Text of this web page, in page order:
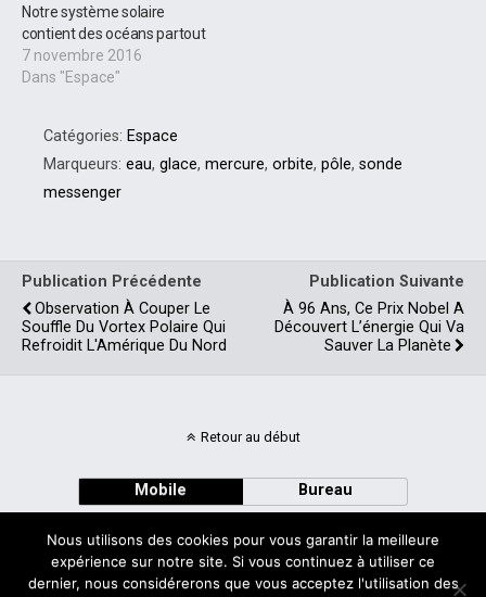
Notre système solaire
contient des océans partout
7 novembre 2016
Dans "Espace"
Catégories: Espace
Marqueurs: eau, glace, mercure, orbite, pôle, sonde
messenger
Publication Précédente
Observation À Couper Le
Souffle Du Vortex Polaire Qui
Refroidit L'Amérique Du Nord
Publication Suivante
À 96 Ans, Ce Prix Nobel A
Découvert L’énergie Qui Va
Sauver La Planète
Retour au début
Mobile Bureau
Nous utilisons des cookies pour vous garantir la meilleure
expérience sur notre site. Si vous continuez à utiliser ce
dernier, nous considérerons que vous acceptez l'utilisation des